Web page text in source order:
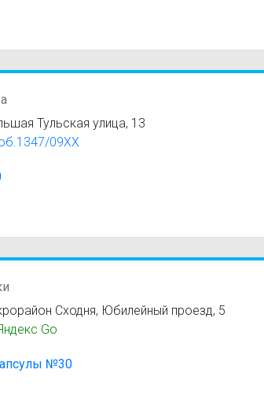
Тульская улица, 13
09XX
Сходня, Юбилейный проезд, 5
Go
№30